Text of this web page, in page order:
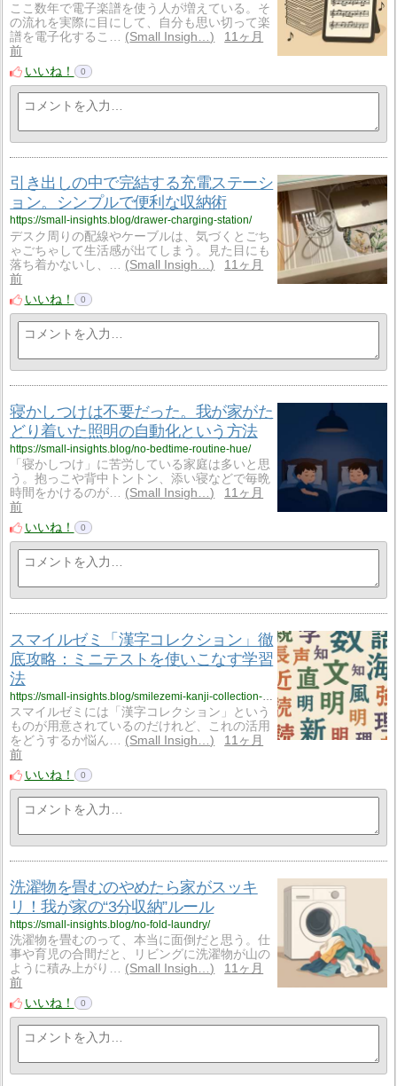
ここ数年で電子楽譜を使う人が増えている。そ
の流れを実際に目にして、自分も思い切って楽
譜を電子化するこ…
Small Insigh…
11ヶ月
前
いいね！
0
引き出しの中で完結する充電ステーシ
ョン。シンプルで便利な収納術
https://small-insights.blog/drawer-charging-station/
デスク周りの配線やケーブルは、気づくとごち
ゃごちゃして生活感が出てしまう。見た目にも
落ち着かないし、…
Small Insigh…
11ヶ月
前
いいね！
0
寝かしつけは不要だった。我が家がた
どり着いた照明の自動化という方法
https://small-insights.blog/no-bedtime-routine-hue/
「寝かしつけ」に苦労している家庭は多いと思
う。抱っこや背中トントン、添い寝などで毎晩
時間をかけるのが…
Small Insigh…
11ヶ月
前
いいね！
0
スマイルゼミ「漢字コレクション」徹
底攻略：ミニテストを使いこなす学習
法
スマイルゼミには「漢字コレクション」という
ものが用意されているのだけれど、これの活用
をどうするか悩ん…
Small Insigh…
11ヶ月
前
いいね！
0
洗濯物を畳むのやめたら家がスッキ
リ！我が家の“3分収納”ルール
https://small-insights.blog/no-fold-laundry/
洗濯物を畳むのって、本当に面倒だと思う。仕
事や育児の合間だと、リビングに洗濯物が山の
ように積み上がり…
Small Insigh…
11ヶ月
前
いいね！
0